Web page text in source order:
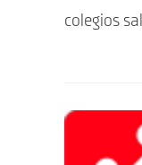
colegios